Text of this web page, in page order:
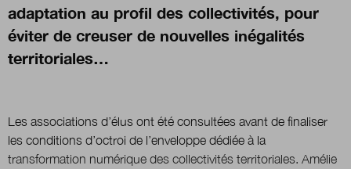
adaptation au profil des collectivités, pour
éviter de creuser de nouvelles inégalités
territoriales…
Les associations d’élus ont été consultées avant de finaliser
les conditions d’octroi de l’enveloppe dédiée à la
transformation numérique des collectivités territoriales. Amélie